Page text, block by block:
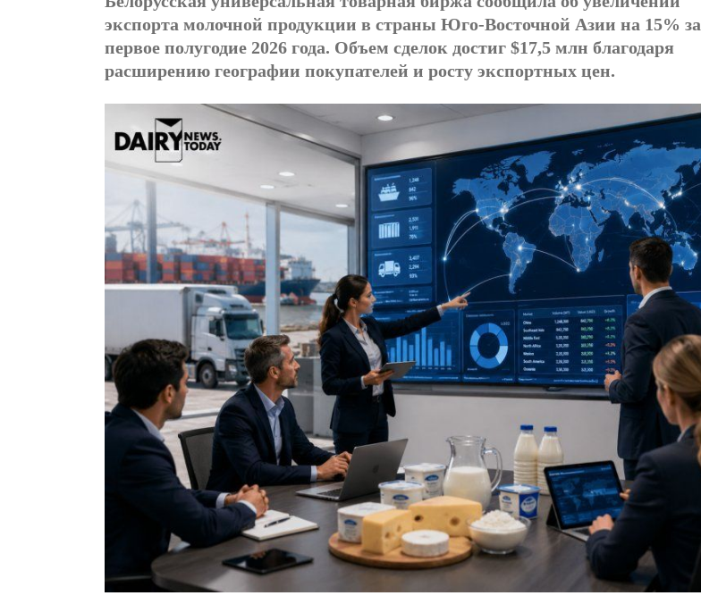
экспорта молочной продукции в страны Юго-Восточной Азии на 15% за
первое полугодие 2026 года. Объем сделок достиг $17,5 млн благодаря
расширению географии покупателей и росту экспортных цен.